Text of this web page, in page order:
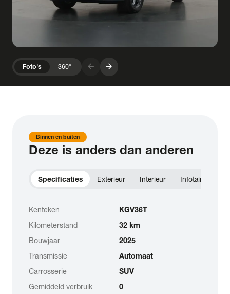
Foto's 360° arrow_forward arrow_forward
Binnen en buiten
Deze is anders dan anderen
Specificaties Exterieur Interieur Infotainment
Kenteken
KGV36T
Kilometerstand
32 km
Bouwjaar
2025
Transmissie
Automaat
Carrosserie
SUV
Gemiddeld verbruik
0